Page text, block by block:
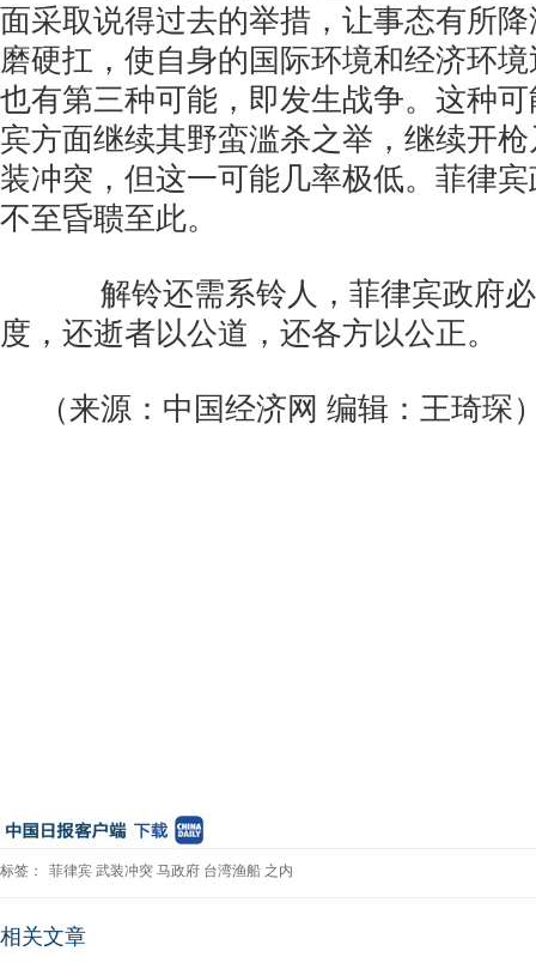
面采取说得过去的举措，让事态有所
磨硬扛，使自身的国际环境和经济环
也有第三种可能，即发生战争。这种
宾方面继续其野蛮滥杀之举，继续开
装冲突，但这一可能几率极低。菲律
不至昏聩至此。
解铃还需系铃人，菲律宾政府必
度，还逝者以公道，还各方以公正。
（来源：中国经济网 编辑：王琦琛
标签： 菲律宾 武装冲突 马政府 台湾渔船 之内
相关文章